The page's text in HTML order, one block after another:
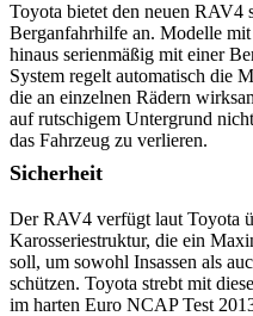
Toyota bietet den neuen RAV4
Berganfahrhilfe an. Modelle
hinaus serienmäßig mit einer
System regelt automatisch die
die an einzelnen Rädern
auf rutschigem Untergrund
das Fahrzeug zu verlieren.
Sicherheit
Der RAV4 verfügt laut Toyota
Karosseriestruktur, die ein
soll, um sowohl Insassen als
schützen. Toyota strebt mit
im harten Euro NCAP Test